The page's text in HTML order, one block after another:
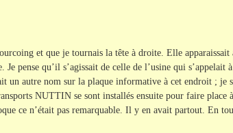
et que je tournais la tête à droite. Elle apparaissait
pense qu’il s’agissait de celle de l’usine qui s’appelait
un autre nom sur la plaque informative à cet endroit ; je
NUTTIN se sont installés ensuite pour faire place
ce n’était pas remarquable. Il y en avait partout. En